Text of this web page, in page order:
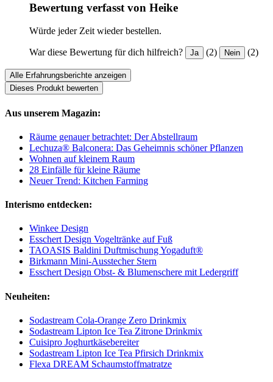
Bewertung verfasst von Heike
Würde jeder Zeit wieder bestellen.
War diese Bewertung für dich hilfreich? Ja (2) Nein (2)
Alle Erfahrungsberichte anzeigen
Dieses Produkt bewerten
Aus unserem Magazin:
Räume genauer betrachtet: Der Abstellraum
Lechuza® Balconera: Das Geheimnis schöner Pflanzen
Wohnen auf kleinem Raum
28 Einfälle für kleine Räume
Neuer Trend: Kitchen Farming
Interismo entdecken:
Winkee Design
Esschert Design Vogeltränke auf Fuß
TAOASIS Baldini Duftmischung Yogaduft®
Birkmann Mini-Ausstecher Stern
Esschert Design Obst- & Blumenschere mit Ledergriff
Neuheiten:
Sodastream Cola-Orange Zero Drinkmix
Sodastream Lipton Ice Tea Zitrone Drinkmix
Cuisipro Joghurtkäsebereiter
Sodastream Lipton Ice Tea Pfirsich Drinkmix
Flexa DREAM Schaumstoffmatratze